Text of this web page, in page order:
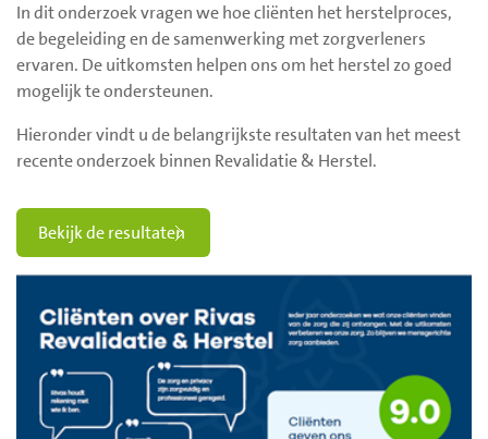
In dit onderzoek vragen we hoe cliënten het herstelproces,
de begeleiding en de samenwerking met zorgverleners
ervaren. De uitkomsten helpen ons om het herstel zo goed
mogelijk te ondersteunen.
Hieronder vindt u de belangrijkste resultaten van het meest
recente onderzoek binnen Revalidatie & Herstel.
Bekijk de resultaten